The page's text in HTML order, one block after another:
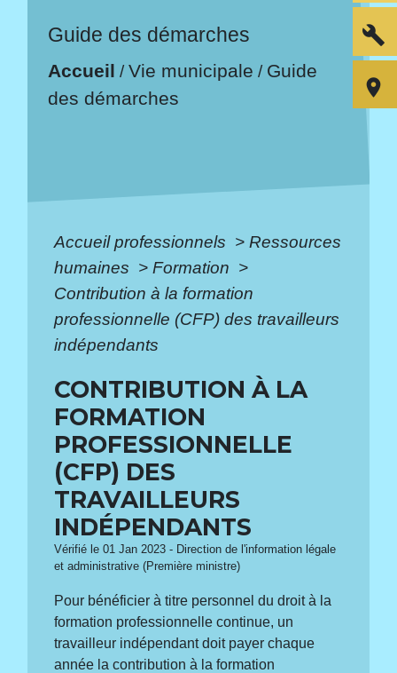
Guide des démarches
Accueil /Vie municipale / Guide
des démarches
Accueil professionnels > Ressources
humaines > Formation >
Contribution à la formation
professionnelle (CFP) des travailleurs
indépendants
CONTRIBUTION À LA
FORMATION
PROFESSIONNELLE
(CFP) DES
TRAVAILLEURS
INDÉPENDANTS
Vérifié le 01 Jan 2023 - Direction de l'information légale
et administrative (Première ministre)
Pour bénéficier à titre personnel du droit à la
formation professionnelle continue, un
travailleur indépendant doit payer chaque
année la contribution à la formation
build
room